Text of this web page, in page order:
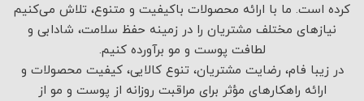
کرده است. ما با ارائه محصولات باکیفیت و متنوع، تلاش می‌کنیم
نیازهای مختلف مشتریان را در زمینه حفظ سلامت، شادابی و
لطافت پوست و مو برآورده کنیم.
در زیبا فام، رضایت مشتریان، تنوع کالایی، کیفیت محصولات و
ارائه راهکارهای مؤثر برای مراقبت روزانه از پوست و مو از